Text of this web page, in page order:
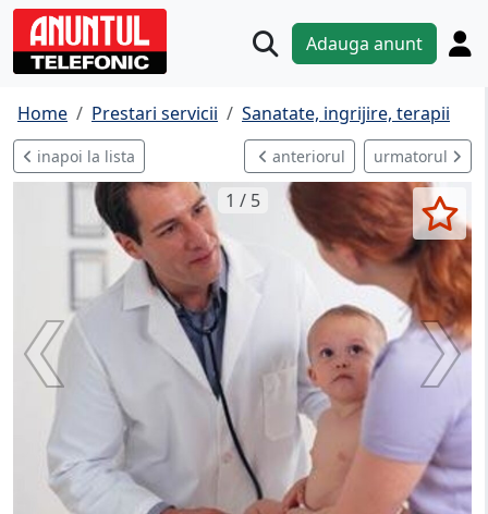
Adauga anunt
Home Prestari servicii Sanatate, ingrijire, terapii
inapoi la lista anteriorul urmatorul
1 / 5